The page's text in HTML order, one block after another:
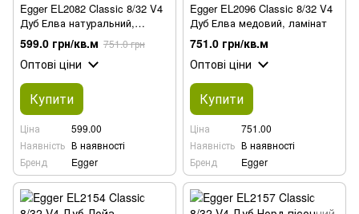
Egger EL2082 Classic 8/32 V4
Дуб Елва натуральний,
ламінат
599.0 грн/кв.м 751.0 грн
Оптові ціни
Купити
Ціна
599.00
Наявність В наявності
Бренд
Egger
Egger EL2096 Classic 8/32 V4
Дуб Елва медовий, ламінат
751.0 грн/кв.м
Оптові ціни
Купити
Ціна
751.00
Наявність В наявності
Бренд
Egger